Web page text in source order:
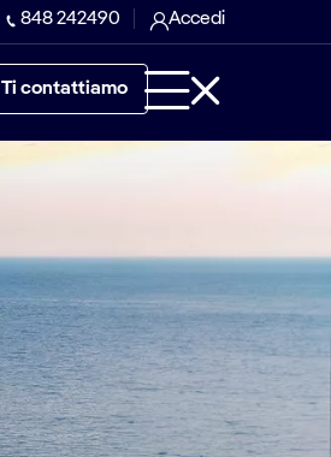
848 242490 Accedi
Ti contattiamo